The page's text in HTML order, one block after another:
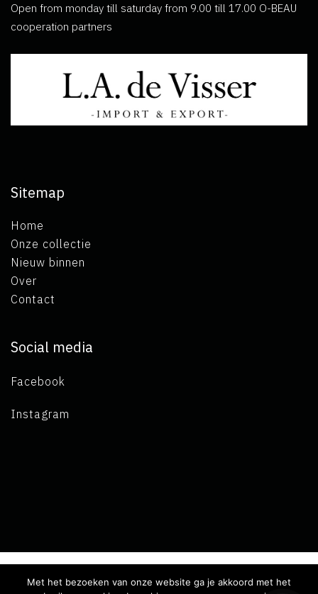
Open from monday till saturday from 9.00 till 17.00 O-BEAU
cooperation partners
Sitemap
Home
Onze collectie
Nieuw binnen
Over
Contact
Social media
Facebook
Instagram
Copyright 2019 L.A. de Visser -Algemene voorwaarden-
Met het bezoeken van onze website ga je akkoord met het